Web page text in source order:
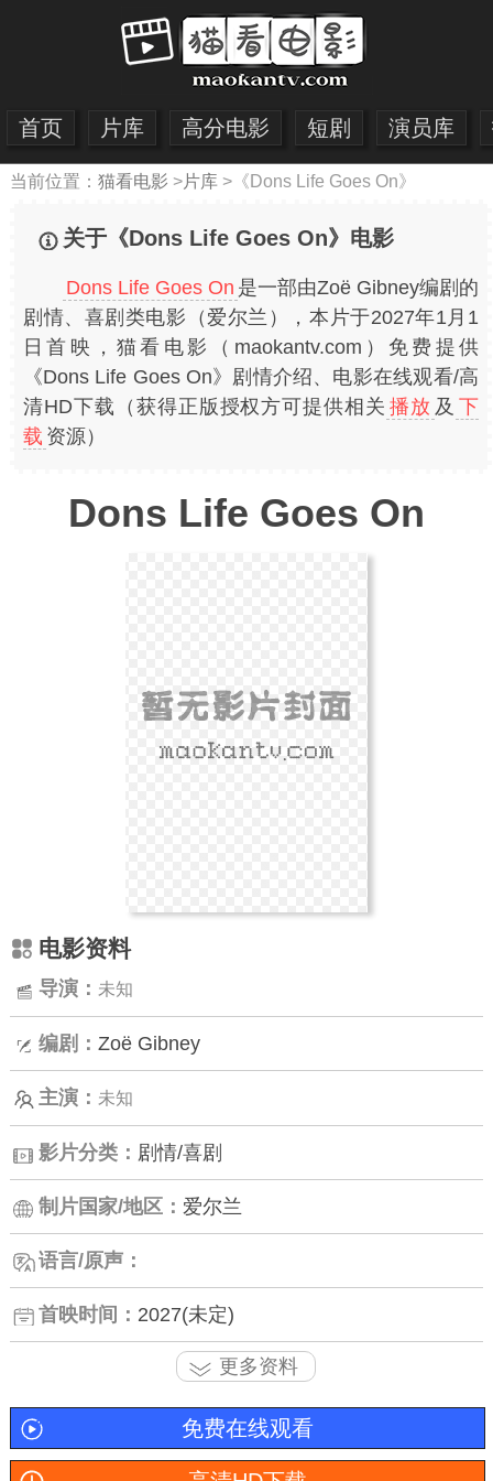
首页 片库 高分电影 短剧 演员库
当前位置： 猫看电影 >片库>《Dons Life Goes On》
关于《Dons Life Goes On》电影
Dons Life Goes On 是一部由Zoë Gibney编剧的
剧情、喜剧类电影（爱尔兰），本片于2027年1月1
日首映，猫看电影（maokantv.com）免费提供
《Dons Life Goes On》剧情介绍、电影在线观看/高
清HD下载（获得正版授权方可提供相关 播放 及 下
载 资源）
Dons Life Goes On
电影资料
导演： 未知
编剧： Zoë Gibney
主演： 未知
影片分类： 剧情/喜剧
制片国家/地区： 爱尔兰
语言/原声：
首映时间： 2027(未定)
更多资料
免费在线观看